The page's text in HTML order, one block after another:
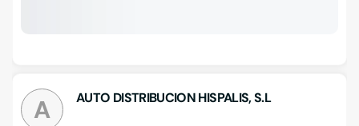
A AUTO DISTRIBUCION HISPALIS, S.L